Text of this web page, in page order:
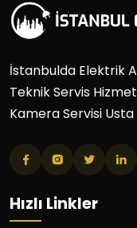
İstanbulda Elektrik
Teknik Servis
Kamera Servisi
Hızlı Linkler